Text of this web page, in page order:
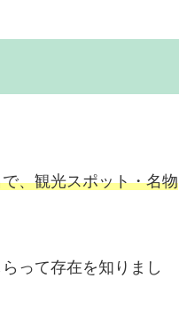
、観光スポット・名物
って存在を知りまし